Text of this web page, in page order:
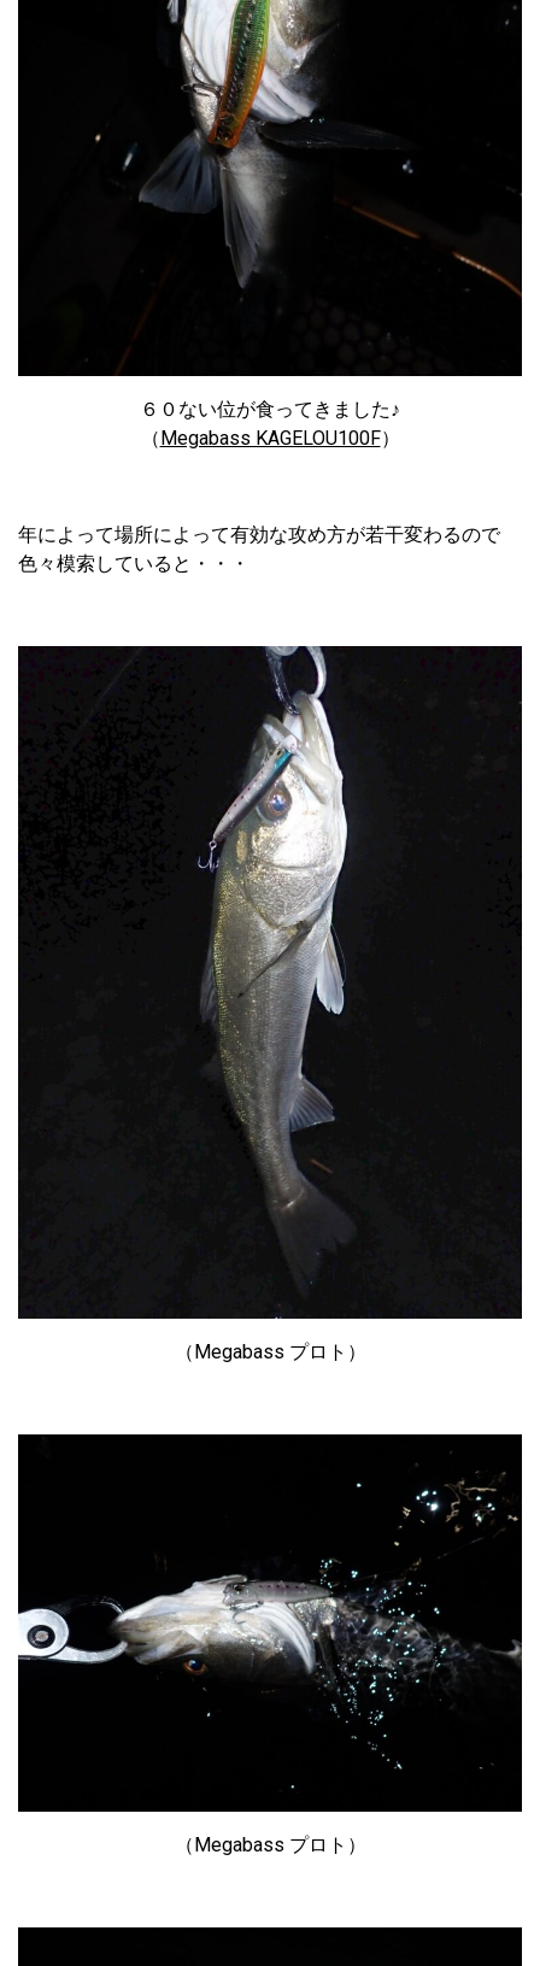
６０ない位が食ってきました♪
（ Megabass KAGELOU100F）
年によって場所によって有効な攻め方が若干変わるので
色々模索していると・・・
（Megabass プロト）
（Megabass プロト）